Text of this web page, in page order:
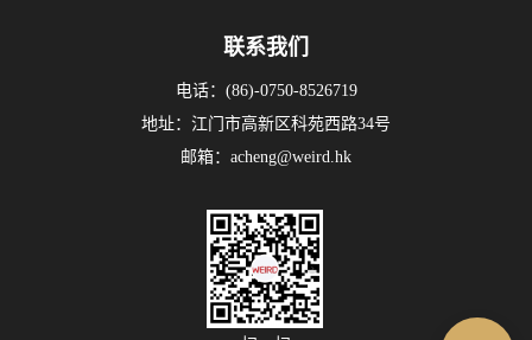
联系我们
电话：(86)-0750-8526719
地址：江门市高新区科苑西路34号
邮箱：acheng@weird.hk